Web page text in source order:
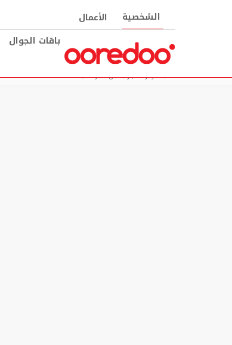
الشخصية الأعمال
باقات الجوال
مركز الأخبار
عن الشركة